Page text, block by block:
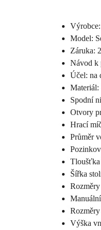
Model:
Záruka:
Návod k
Účel: na
Materiál:
Spodní
Otvory
Hrací
Průměr
Tloušťka
Šířka
Výška